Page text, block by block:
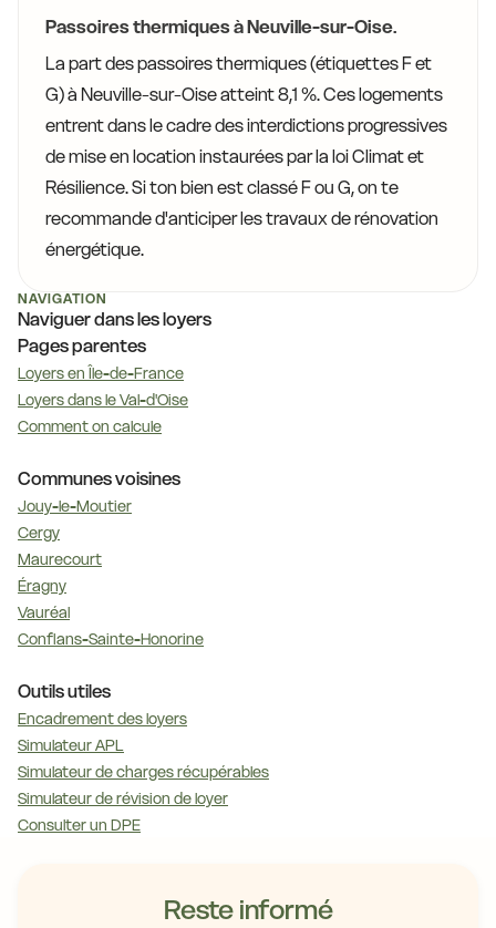
Passoires thermiques à Neuville-sur-Oise.
La part des passoires thermiques (étiquettes F et
G) à Neuville-sur-Oise atteint 8,1 %. Ces logements
entrent dans le cadre des interdictions progressives
de mise en location instaurées par la loi Climat et
Résilience. Si ton bien est classé F ou G, on te
recommande d'anticiper les travaux de rénovation
énergétique.
NAVIGATION
Naviguer dans les loyers
Pages parentes
Loyers en Île-de-France
Loyers dans le Val-d'Oise
Comment on calcule
Communes voisines
Jouy-le-Moutier
Cergy
Maurecourt
Éragny
Vauréal
Conflans-Sainte-Honorine
Outils utiles
Encadrement des loyers
Simulateur APL
Simulateur de charges récupérables
Simulateur de révision de loyer
Consulter un DPE
Reste informé